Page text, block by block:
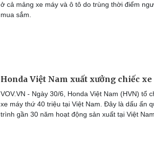
ở cả mảng xe máy và ô tô do trùng thời điểm
mua sắm.
Honda Việt Nam xuất xưởng chiếc
VOV.VN - Ngày 30/6, Honda Việt Nam (HVN) tổ
xe máy thứ 40 triệu tại Việt Nam. Đây là dấu ấn
trình gần 30 năm hoạt động sản xuất tại Việt Nam.